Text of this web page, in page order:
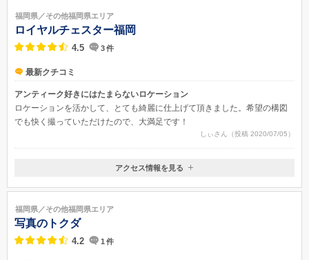
福岡県／その他福岡県エリア
ロイヤルチェスター福岡
4.5 3件
最新クチコミ
アンティーク好きにはたまらないロケーション
ロケーションを活かして、とても綺麗に仕上げて頂きました。希望の構図
でも快く撮っていただけたので、大満足です！
しぃさん（投稿 2020/07/05）
福岡県大野城市雑餉隈町3-3-15
アクセス情報を見る
福岡県／その他福岡県エリア
写真のトクダ
4.2 1 件